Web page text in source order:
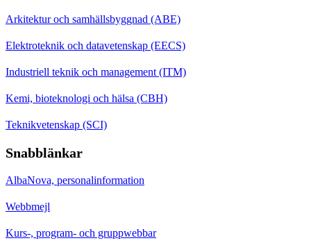
Arkitektur och samhällsbyggnad (ABE)
Elektroteknik och datavetenskap (EECS)
Industriell teknik och management (ITM)
Kemi, bioteknologi och hälsa (CBH)
Teknikvetenskap (SCI)
Snabblänkar
AlbaNova, personalinformation
Webbmejl
Kurs-, program- och gruppwebbar